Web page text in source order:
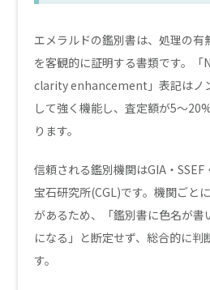
エメラルドの鑑別書は、処理の有
を客観的に証明する書類です。
clarity enhancement」表記はノ
して強く機能し、査定額が5〜
ります。
信頼される鑑別機関はGIA・
宝石研究所(CGL)です。機関ごと
があるため、「鑑別書に色名が書
になる」と断定せず、総合的に判
す。